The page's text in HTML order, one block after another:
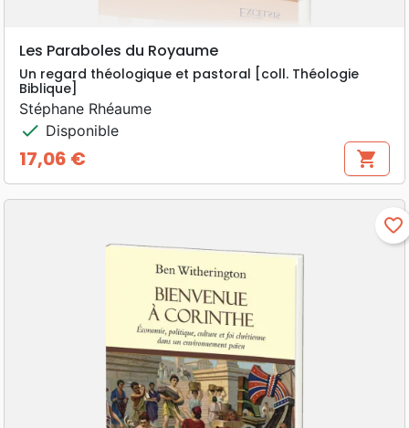
Les Paraboles du Royaume
Un regard théologique et pastoral [coll. Théologie
Biblique]
Stéphane Rhéaume
check Disponible
Prix
17,06 € shopping_cart
favorite_border